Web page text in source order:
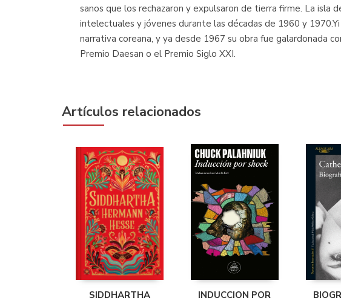
sanos que los rechazaron y expulsaron de tierra firme. La isla
intelectuales y jóvenes durante las décadas de 1960 y
narrativa coreana, y ya desde 1967 su obra fue galardonada
Premio Daesan o el Premio Siglo XXI.
Artículos relacionados
SIDDHARTHA
INDUCCION POR